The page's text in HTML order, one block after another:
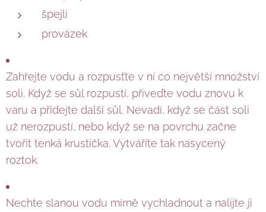
špejli
provázek
Zahřejte vodu a rozpusťte v ní co největší množství
soli. Když se sůl rozpustí, přiveďte vodu znovu k
varu a přidejte další sůl. Nevadí, když se část soli
už nerozpustí, nebo když se na povrchu začne
tvořit tenká krustička. Vytváříte tak nasycený
roztok.
Nechte slanou vodu mírně vychladnout a nalijte ji